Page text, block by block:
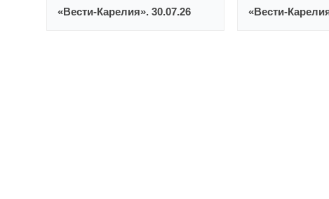
«Вести-Карелия». 30.07.26 «Вести-